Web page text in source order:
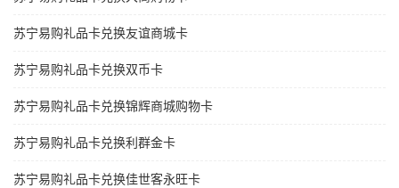
苏宁易购礼品卡兑换友谊商城卡
苏宁易购礼品卡兑换双币卡
苏宁易购礼品卡兑换锦辉商城购物卡
苏宁易购礼品卡兑换利群金卡
苏宁易购礼品卡兑换佳世客永旺卡